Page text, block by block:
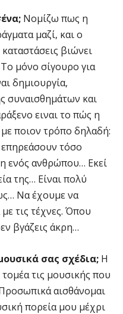
Νομίζω πως η
μαζί, και ο
βιώνει
μόνο σίγουρο για
δημιουργία,
συναισθημάτων και
ειναι το πώς η
ποιον τρόπο δηλαδή:
τόσο
ενός ανθρώπου… Εκεί
της… Είναι πολύ
Να έχουμε να
τις τέχνες. Όπου
βγάζεις άκρη…
σας σχέδια; Η
τις μουσικής που
αισθάνομαι
πορεία μου μέχρι